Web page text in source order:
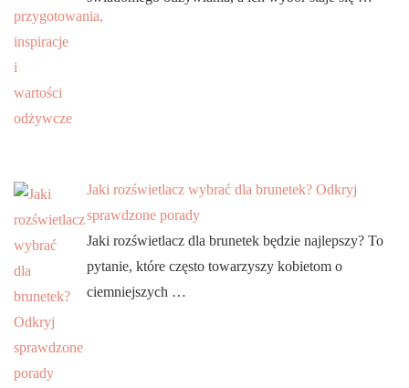
Jaki rozświetlacz wybrać dla brunetek? Odkryj
sprawdzone porady
Jaki rozświetlacz dla brunetek będzie najlepszy? To
pytanie, które często towarzyszy kobietom o
ciemniejszych …